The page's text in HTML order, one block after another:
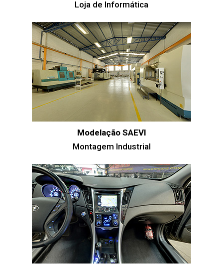
Loja de Informática
Modelação SAEVI
Montagem Industrial